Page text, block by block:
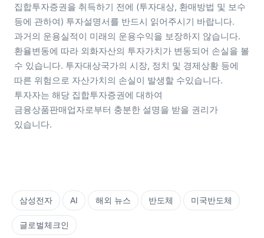
집합투자증권을 취득하기 전에 (투자대상, 환매방법 및 보수
등에 관하여) 투자설명서를 반드시 읽어주시기 바랍니다.
과거의 운용실적이 미래의 운용수익을 보장하지 않습니다.
환율변동에 따라 외화자산의 투자가치가 변동되어 손실을 볼
수 있습니다. 투자대상국가의 시장, 정치 및 경제상황 등에
따른 위험으로 자산가치의 손실이 발생할 수있습니다.
투자자는 해당 집합투자증권에 대하여
금융상품판매업자로부터 충분한 설명을 받을 권리가
있습니다.
삼성전자 AI 해외 뉴스 반도체 미국반도체
글로벌체크인